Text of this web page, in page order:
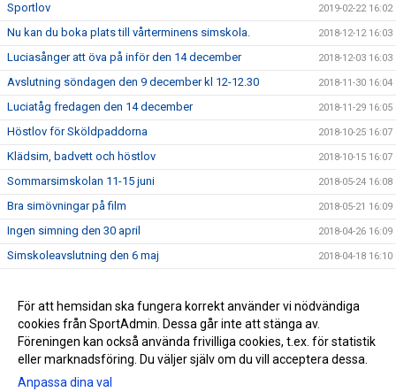
Sportlov 2019-02-22 16:02
Nu kan du boka plats till vårterminens simskola. 2018-12-12 16:03
Luciasånger att öva på inför den 14 december 2018-12-03 16:03
Avslutning söndagen den 9 december kl 12-12.30 2018-11-30 16:04
Luciatåg fredagen den 14 december 2018-11-29 16:05
Höstlov för Sköldpaddorna 2018-10-25 16:07
Klädsim, badvett och höstlov 2018-10-15 16:07
Sommarsimskolan 11-15 juni 2018-05-24 16:08
Bra simövningar på film 2018-05-21 16:09
Ingen simning den 30 april 2018-04-26 16:09
Simskoleavslutning den 6 maj 2018-04-18 16:10
Boka plats i vårens simskola 2017-12-19 16:12
Avslutning den 10 december 2017-12-04 16:13
För att hemsidan ska fungera korrekt använder vi nödvändiga
cookies från SportAdmin. Dessa går inte att stänga av.
Föreningen kan också använda frivilliga cookies, t.ex. för statistik
eller marknadsföring. Du väljer själv om du vill acceptera dessa.
Anpassa dina val